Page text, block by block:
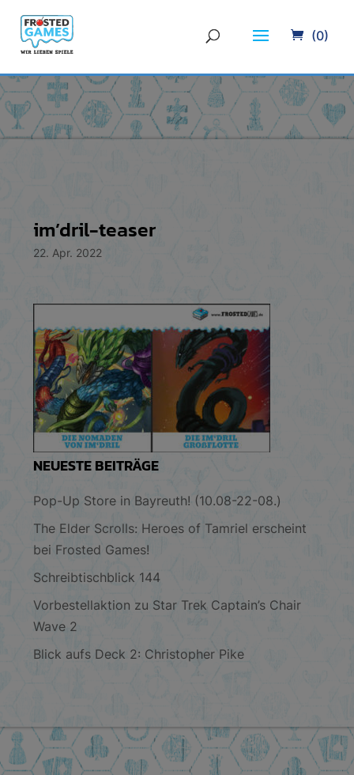
(0)
im’dril-teaser
22. Apr. 2022
NEUESTE BEITRÄGE
Pop-Up Store in Bayreuth! (10.08-22-08.)
The Elder Scrolls: Heroes of Tamriel erscheint
bei Frosted Games!
Schreibtischblick 144
Vorbestellaktion zu Star Trek Captain’s Chair
Wave 2
Blick aufs Deck 2: Christopher Pike